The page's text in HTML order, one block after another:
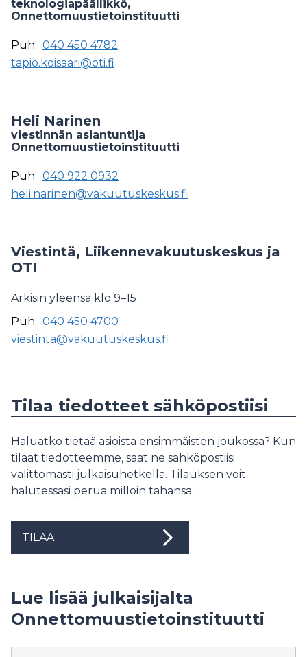
teknologiapäällikkö,
Onnettomuustietoinstituutti
Puh: 040 450 4782
tapio.koisaari@oti.fi
Heli Narinen
viestinnän asiantuntija
Onnettomuustietoinstituutti
Puh: 040 922 0932
heli.narinen@vakuutuskeskus.fi
Viestintä, Liikennevakuutuskeskus ja
OTI
Arkisin yleensä klo 9–15
Puh: 040 450 4700
viestinta@vakuutuskeskus.fi
Tilaa tiedotteet sähköpostiisi
Haluatko tietää asioista ensimmäisten joukossa? Kun
tilaat tiedotteemme, saat ne sähköpostiisi
välittömästi julkaisuhetkellä. Tilauksen voit
halutessasi perua milloin tahansa.
TILAA
Lue lisää julkaisijalta
Onnettomuustietoinstituutti